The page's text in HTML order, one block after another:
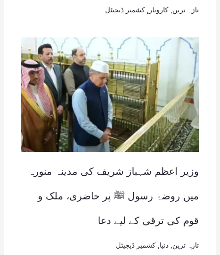
تازہ ترین کاروبار کشمیر ڈیجیٹل
وزیر اعظم شہباز شریف کی مدینہ منورہ
میں روضۂ رسول ﷺ پر حاضری، ملک و
قوم کی ترقی کے لیے دعا
تازہ ترین دنیا کشمیر ڈیجیٹل